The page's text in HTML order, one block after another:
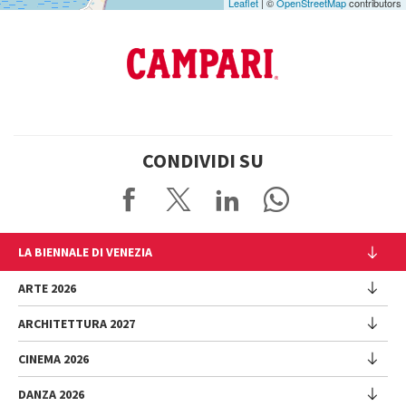
CONDIVIDI SU
LA BIENNALE DI VENEZIA
L'Istituzione
Cariche istituzionali
Storia
Luoghi
Sponsorship
ARTE 2026
Esposizione
Intervento di Pietrangelo Buttafuoco
Intervento di Koyo Kouoh / La squadra di Koyo Kouoh
ARCHITETTURA 2027
Mostra
CINEMA 2026
Mostra
DANZA 2026